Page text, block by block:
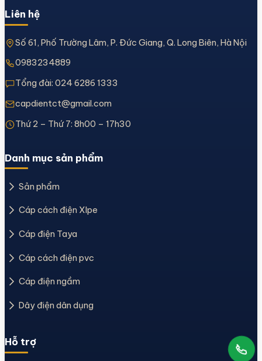
Liên hệ
Số 61, Phố Trường Lâm, P. Đức Giang, Q. Long Biên, Hà Nội
0983234889
Tổng đài: 024 6286 1333
capdientct@gmail.com
Thứ 2 – Thứ 7: 8h00 – 17h30
Danh mục sản phẩm
Sản phẩm
Cáp cách điện Xlpe
Cáp điện Taya
Cáp cách điện pvc
Cáp điện ngầm
Dây điện dân dụng
Hỗ trợ